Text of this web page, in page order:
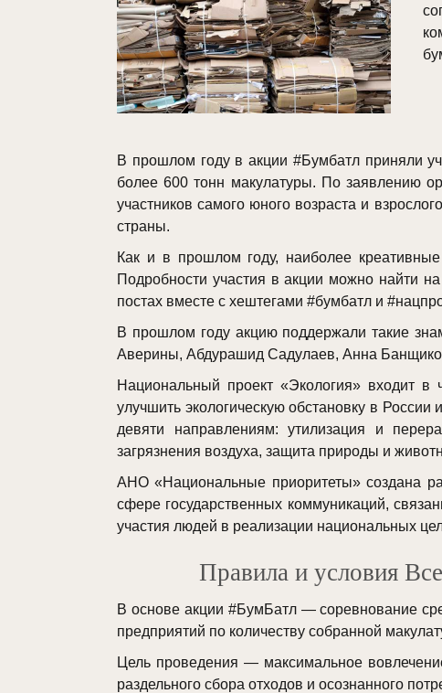
В прошлом году в акции #Бумбатл приняли
более 600 тонн макулатуры. По заявлению
участников самого юного возраста и
страны.
Как и в прошлом году, наиболее
Подробности участия в акции можно найти
постах вместе с хештегами #бумбатл и
В прошлом году акцию поддержали такие
Аверины, Абдурашид Садулаев, Анна
Национальный проект «Экология» входит
улучшить экологическую обстановку в
девяти направлениям: утилизация и
загрязнения воздуха, защита природы и
АНО «Национальные приоритеты» создана
сфере государственных коммуникаций,
участия людей в реализации национальных
Правила и условия
В основе акции #БумБатл — соревнование
предприятий по количеству собранной
Цель проведения — максимальное
раздельного сбора отходов и осознанного